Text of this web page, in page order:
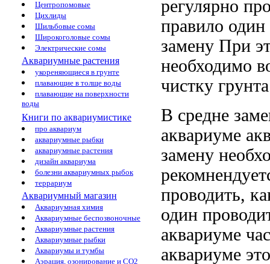
Центропомовые
Цихлиды
Шильбовые сомы
Широкоголовые сомы
Электрические сомы
Аквариумные растения
укореняющиеся в грунте
плавающие в толще воды
плавающие на поверхности
воды
Книги по аквариумистике
про аквариум
аквариумные рыбки
аквариумные растения
дизайн аквариума
болезни аквариумных рыбок
террариум
Аквариумный магазин
Аквариумная химия
Аквариумные беспозвоночные
Аквариумные растения
Аквариумные рыбки
Аквариумы и тумбы
Аэрация, озонирование и CO2
регулярно
правило один
замену При
необходимо
чистку
В средне
аквариуме
замену
проводить,
один
аквариуме
аквариуме